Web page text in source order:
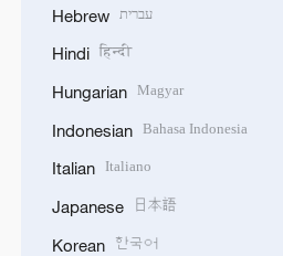
Hebrew עברית
Hindi हिन्दी
Hungarian Magyar
Indonesian Bahasa Indonesia
Italian Italiano
Japanese 日本語
Korean 한국어